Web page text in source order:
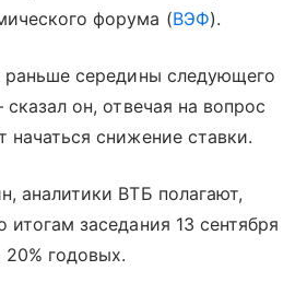
форума (ВЭФ).
раньше середины следующего
он, отвечая на вопрос
снижение ставки.
аналитики ВТБ полагают,
итогам заседания 13 сентября
годовых.